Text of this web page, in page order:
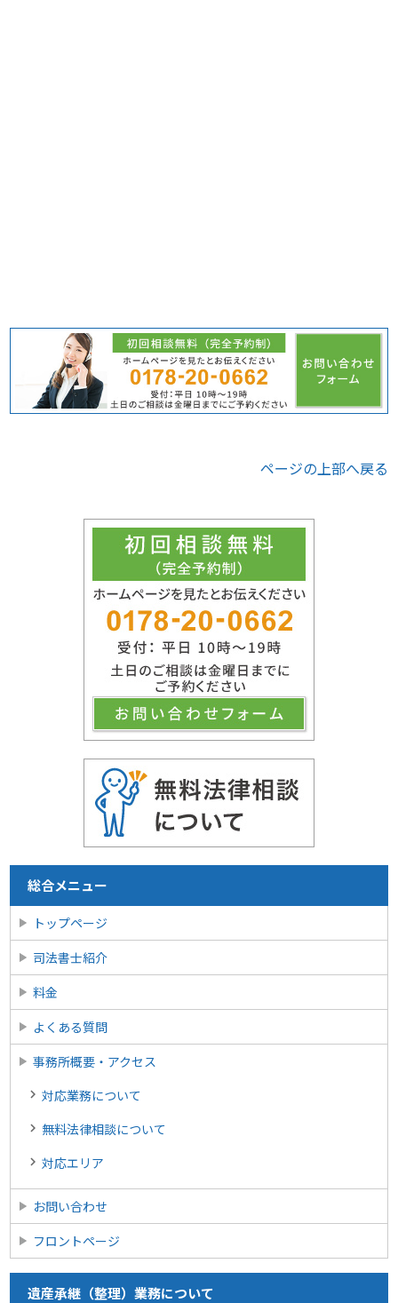
ページの上部へ戻る
総合メニュー
トップページ
司法書士紹介
料金
よくある質問
事務所概要・アクセス
対応業務について
無料法律相談について
対応エリア
お問い合わせ
フロントページ
遺産承継（整理）業務について